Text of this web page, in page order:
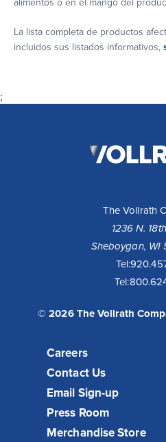
alimentos o en el mango del
La lista completa de productos
incluidos sus listados informativos,
;
The Vollrath
1236 N.
Sheboygan, WI
Tel:
Tel:
© 2026 The Vollrath
Careers
Contact Us
Email Sign-up
Press Room
Merchandise Store